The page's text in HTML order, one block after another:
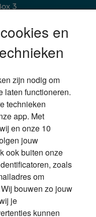
3
Nalatenschap
Financial Focus
Focus
Exit Years
en
zijn nodig om
laten functioneren.
technieken
app. Met
en onze 10
jouw
ook buiten onze
zoals
om
bouwen zo jouw
je
kunnen